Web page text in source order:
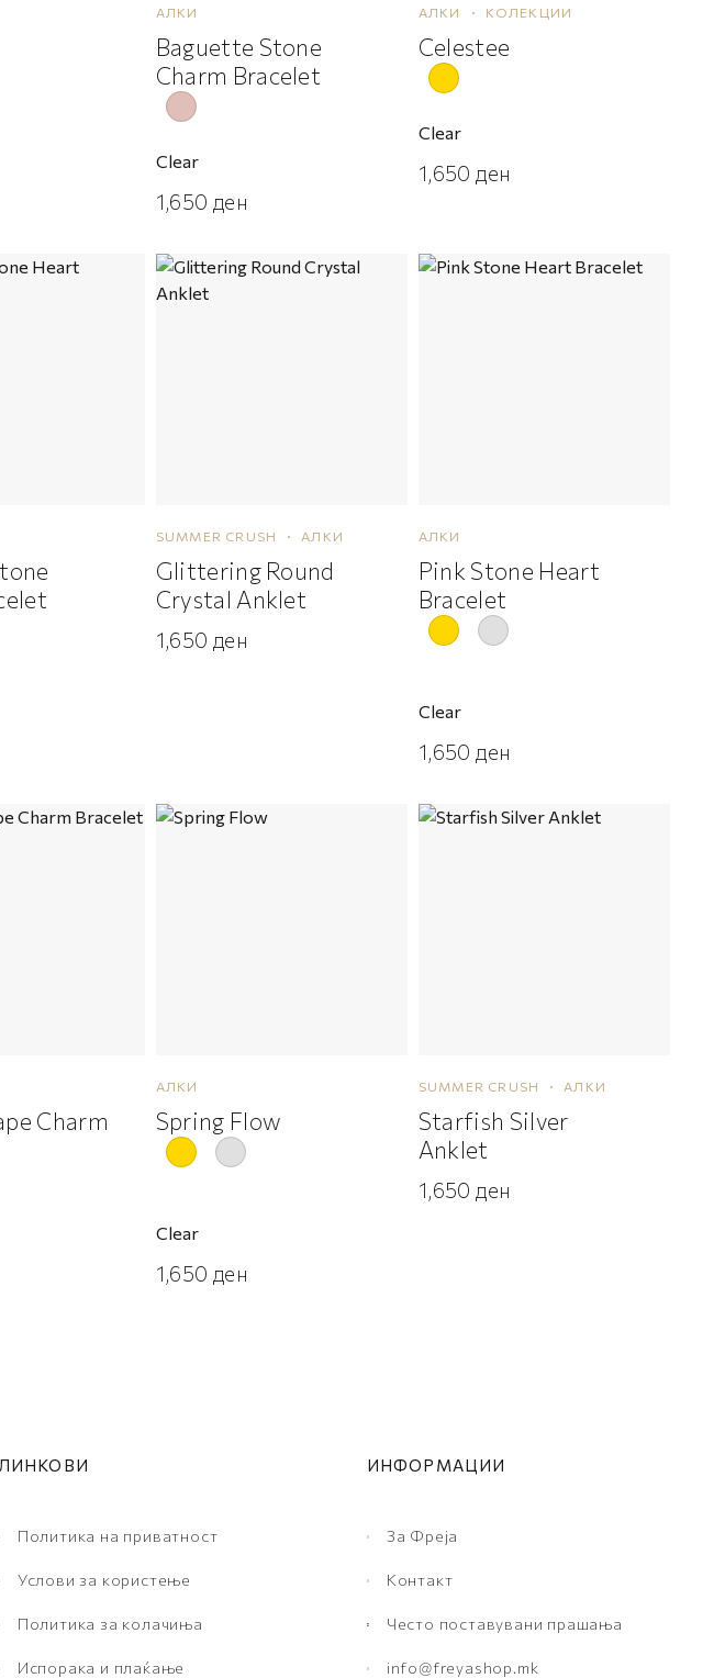
АЛКИ
Baguette Stone
Charm Bracelet
Clear
1,650 ден
АЛКИ КОЛЕКЦИИ
Celestee
Clear
1,650 ден
SUMMER CRUSH АЛКИ
Glittering Round
Crystal Anklet
1,650 ден
АЛКИ
Pink Stone Heart
Bracelet
Clear
1,650 ден
Charm
АЛКИ
Spring Flow
Clear
1,650 ден
SUMMER CRUSH АЛКИ
Starfish Silver
Anklet
1,650 ден
Политика на приватност
Услови за користење
Политика за колачиња
Испорака и плаќање
ИНФОРМАЦИИ
За Фреја
Контакт
Често поставувани прашања
info@freyashop.mk